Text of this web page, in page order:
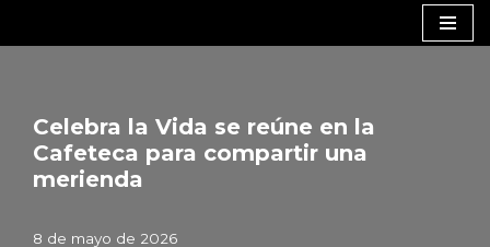
Celebra la Vida se reúne en la
Cafeteca para compartir una
merienda
8 de mayo de 2026